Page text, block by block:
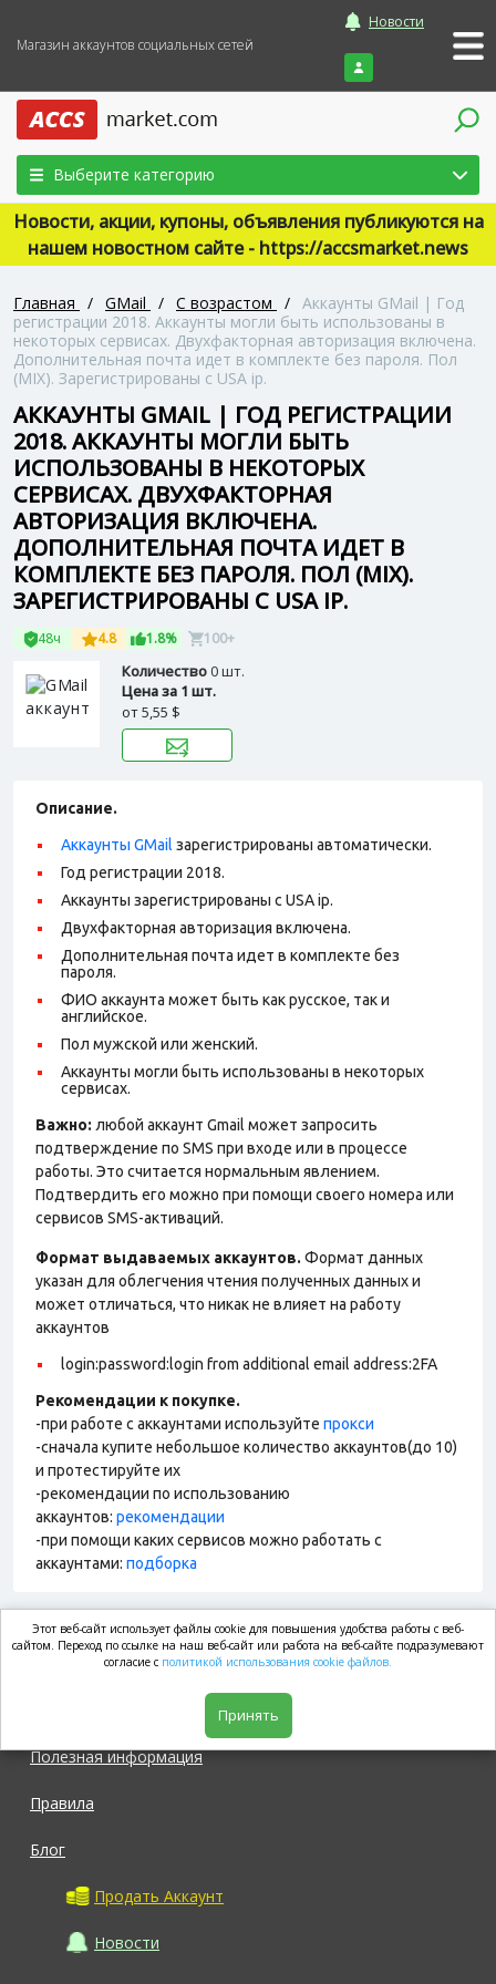
Магазин аккаунтов социальных сетей
Новости
Войти
Выберите категорию
Новости, акции, купоны, объявления публикуются на
нашем новостном сайте - https://accsmarket.news
Главная / GMail / С возрастом / Аккаунты GMail | Год
регистрации 2018. Аккаунты могли быть использованы в
некоторых сервисах. Двухфакторная авторизация включена.
Дополнительная почта идет в комплекте без пароля. Пол
(MIX). Зарегистрированы с USA ip.
АККАУНТЫ GMAIL | ГОД РЕГИСТРАЦИИ
2018. АККАУНТЫ МОГЛИ БЫТЬ
ИСПОЛЬЗОВАНЫ В НЕКОТОРЫХ
СЕРВИСАХ. ДВУХФАКТОРНАЯ
АВТОРИЗАЦИЯ ВКЛЮЧЕНА.
ДОПОЛНИТЕЛЬНАЯ ПОЧТА ИДЕТ В
КОМПЛЕКТЕ БЕЗ ПАРОЛЯ. ПОЛ (MIX).
ЗАРЕГИСТРИРОВАНЫ С USA IP.
48ч 4.8 1.8% 100+
Количество0 шт.
Цена за 1 шт.
от5,55 $
Описание.
Аккаунты GMail зарегистрированы автоматически.
Год регистрации 2018.
Аккаунты зарегистрированы с USA ip.
Двухфакторная авторизация включена.
Дополнительная почта идет в комплекте без
пароля.
ФИО аккаунта может быть как русское, так и
английское.
Пол мужской или женский.
Аккаунты могли быть использованы в некоторых
сервисах.
Важно: любой аккаунт Gmail может запросить
подтверждение по SMS при входе или в процессе
работы. Это считается нормальным явлением.
Подтвердить его можно при помощи своего номера или
сервисов SMS-активаций.
Формат выдаваемых аккаунтов. Формат данных
указан для облегчения чтения полученных данных и
может отличаться, что никак не влияет на работу
аккаунтов
login:password:login from additional email address:2FA
Рекомендации к покупке.
-при работе с аккаунтами используйте прокси
-сначала купите небольшое количество аккаунтов(до 10)
и протестируйте их
-рекомендации по использованию
аккаунтов: рекомендации
-при помощи каких сервисов можно работать с
аккаунтами: подборка
market.com
Полезная информация
Правила
Блог
Продать Аккаунт
Новости
Этот веб-сайт использует файлы cookie для повышения удобства работы с веб-
сайтом. Переход по ссылке на наш веб-сайт или работа на веб-сайте подразумевают
согласие с политикой использования cookie файлов.
Принять